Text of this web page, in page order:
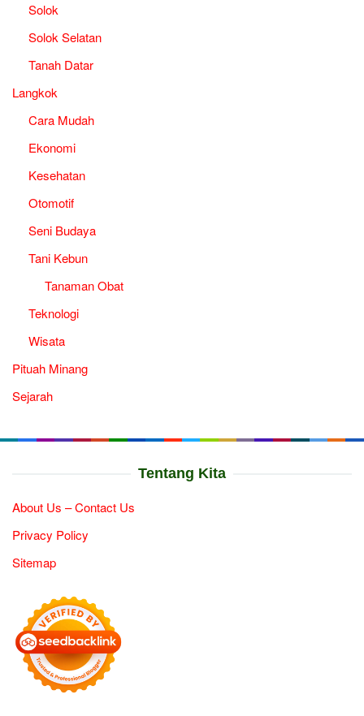
Solok
Solok Selatan
Tanah Datar
Langkok
Cara Mudah
Ekonomi
Kesehatan
Otomotif
Seni Budaya
Tani Kebun
Tanaman Obat
Teknologi
Wisata
Pituah Minang
Sejarah
Tentang Kita
About Us – Contact Us
Privacy Policy
Sitemap